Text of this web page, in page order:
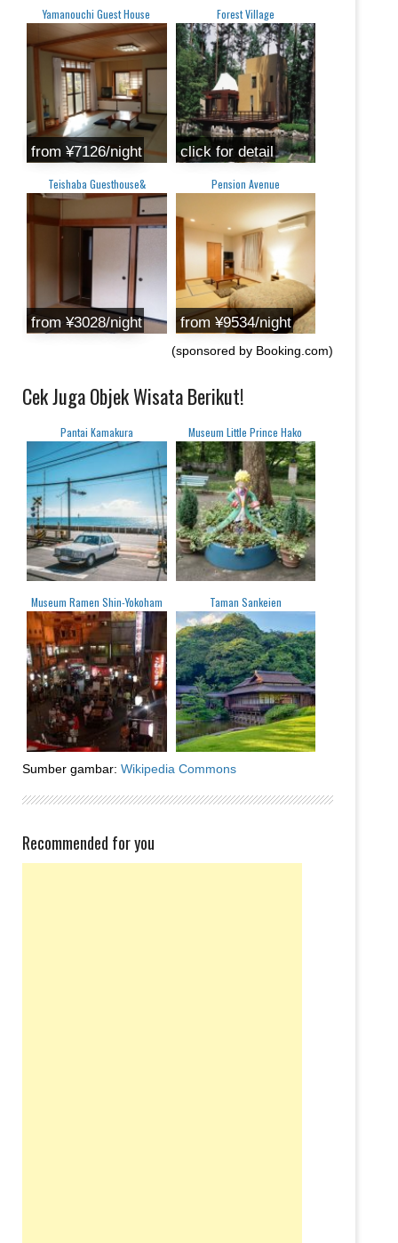
Yamanouchi Guest House
from ‎¥7126/night
Forest Village
click for detail
Teishaba Guesthouse&
from ¥3028/night
Pension Avenue
from ‎¥9534/night
(sponsored by Booking.com)
Cek Juga Objek Wisata Berikut!
Pantai Kamakura Museum Little Prince Hako
Museum Ramen Shin-Yokoham Taman Sankeien
Sumber gambar: Wikipedia Commons
Recommended for you